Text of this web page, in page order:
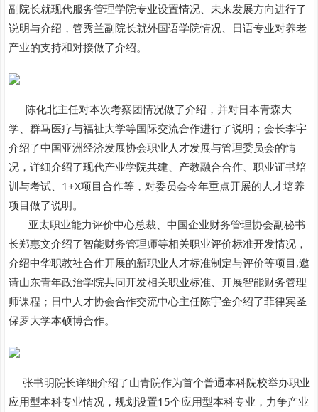
副院长就现代服务管理学院专业设置情况、未来发展方向进行了
说明与介绍，管秀兰副院长就外国语学院情况、日语专业对养老
产业的支持和对接做了介绍。
陈化北主任对本次考察团情况做了介绍，并对日本青森大
学、群马医疗与福祉大学等国际交流合作进行了说明；会长李宇
介绍了中国亚洲经济发展协会职业人才发展与管理委员会的情
况，详细介绍了现代产业学院共建、产教融合合作、职业证书培
训与考试、1+X项目合作等，对委员会今年重点开展的人才培养
项目做了说明。
亚太职业能力评价中心总裁、中国企业财务管理协会副秘书
长郑惠文介绍了智能财务管理师等相关职业评价标准开发情况，
介绍中华职教社合作开展的新职业人才标准制定与评价等项目,邀
请山东青年政治学院共同开发相关职业标准、开展智能财务管理
师课程；日中人才协会合作交流中心主任陈宇金介绍了菲律宾圣
保罗大学本硕博合作。
张书明院长详细介绍了山青院作为首个普通本科院校举办职业
应用型本科专业情况，规划设置15个应用型本科专业，力争产业